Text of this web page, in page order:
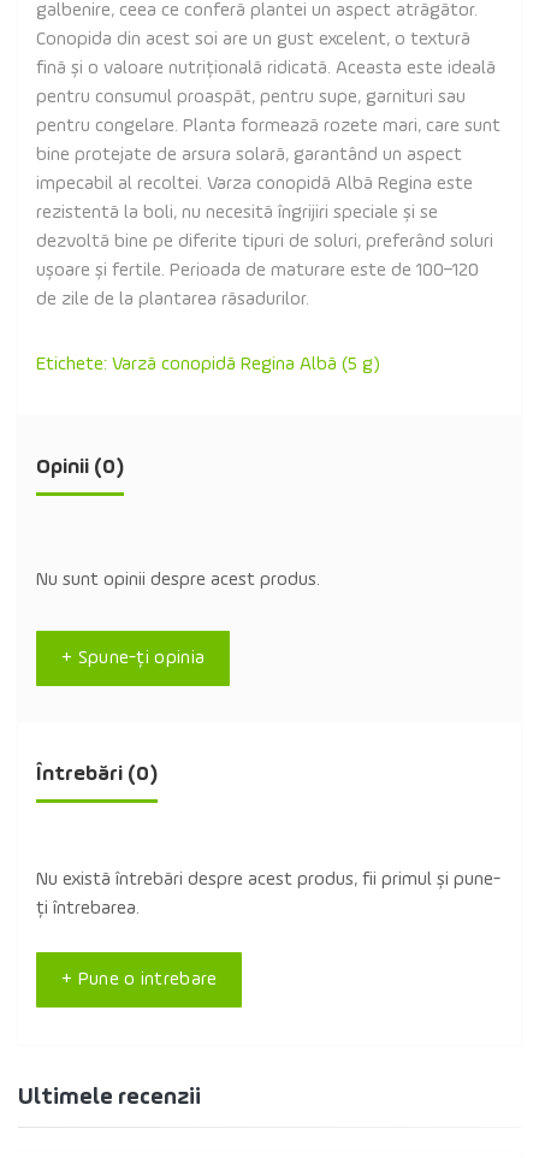
galbenire, ceea ce conferă plantei un aspect atrăgător.
Conopida din acest soi are un gust excelent, o textură
fină și o valoare nutrițională ridicată. Aceasta este ideală
pentru consumul proaspăt, pentru supe, garnituri sau
pentru congelare. Planta formează rozete mari, care sunt
bine protejate de arsura solară, garantând un aspect
impecabil al recoltei. Varza conopidă Albă Regina este
rezistentă la boli, nu necesită îngrijiri speciale și se
dezvoltă bine pe diferite tipuri de soluri, preferând soluri
ușoare și fertile. Perioada de maturare este de 100–120
de zile de la plantarea răsadurilor.
Etichete: Varză conopidă Regina Albă (5 g)
Opinii (0)
Nu sunt opinii despre acest produs.
+ Spune-ţi opinia
Întrebări (0)
Nu există întrebări despre acest produs, fii primul și pune-
ți întrebarea.
+ Pune o intrebare
Ultimele recenzii